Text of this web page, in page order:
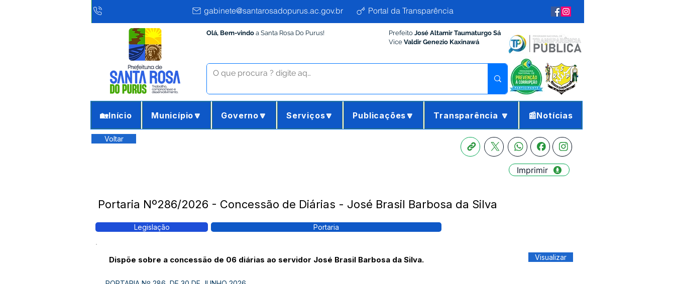
gabinete@santarosadopurus.ac.gov.br Portal da Transparência
Olá, Bem-vindo a Santa Rosa Do Purus! Prefeito José Altamir Taumaturgo Sá
Vice Valdir Genezio Kaxinawá
🏡Início Município🔽 Governo🔽 Serviços🔽 Publicações🔽 Transparência 🔽 📰Notícias
Voltar
Imprimir
Portaria Nº286/2026 - Concessão de Diárias - José Brasil Barbosa da Silva
Legislação Portaria
Dispõe sobre a concessão de 06 diárias ao servidor José Brasil Barbosa da Silva. Visualizar